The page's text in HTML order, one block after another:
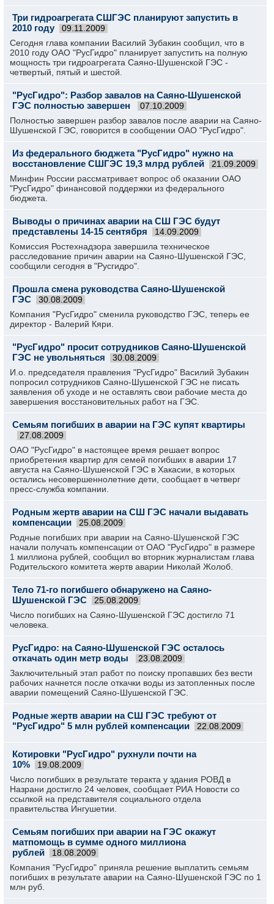
Три гидроагрегата СШГЭС планируют запустить в
2010 году
09.11.2009
Сегодня глава компании Василий Зубакин сообщил, что в
2010 году ОАО "РусГидро" планирует запустить на полную
мощность три гидроагрегата Саяно-Шушенской ГЭС -
четвертый, пятый и шестой.
"РусГидро": Разбор завалов на Саяно-Шушенской
ГЭС полностью завершен
07.10.2009
Полностью завершен разбор завалов после аварии на Саяно-
Шушенской ГЭС, говорится в сообщении ОАО "РусГидро".
Из федерального бюджета "РусГидро" нужно на
восстановление СШГЭС 19,3 млрд рублей
21.09.2009
Минфин России рассматривает вопрос об оказании ОАО
"РусГидро" финансовой поддержки из федерального
бюджета.
Выводы о причинах аварии на СШ ГЭС будут
представлены 14-15 сентября
14.09.2009
Комиссия Ростехнадзора завершила техническое
расследование причин аварии на Саяно-Шушенской ГЭС,
сообщили сегодня в "Русгидро".
Прошла смена руководства Саяно-Шушенской
ГЭС
30.08.2009
Компания "РусГидро" сменила руководство ГЭС, теперь ее
директор - Валерий Кяри.
"РусГидро" просит сотрудников Саяно-Шушенской
ГЭС не увольняться
30.08.2009
И.о. председателя правления "РусГидро" Василий Зубакин
попросил сотрудников Саяно-Шушенской ГЭС не писать
заявления об уходе и не оставлять свои рабочие места до
завершения восстановительных работ на ГЭС.
Семьям погибших в аварии на ГЭС купят квартиры
27.08.2009
ОАО "РусГидро" в настоящее время решает вопрос
приобретения квартир для семей погибших в аварии 17
августа на Саяно-Шушенской ГЭС в Хакасии, в которых
остались несовершеннолетние дети, сообщает в четверг
пресс-служба компании.
Родным жертв аварии на СШ ГЭС начали выдавать
компенсации
25.08.2009
Родные погибших при аварии на Саяно-Шушенской ГЭС
начали получать компенсации от ОАО "РусГидро" в размере
1 миллиона рублей, сообщил во вторник журналистам глава
Родительского комитета жертв аварии Николай Жолоб.
Тело 71-го погибшего обнаружено на Саяно-
Шушенской ГЭС
25.08.2009
Число погибших на Саяно-Шушенской ГЭС достигло 71
человека.
РусГидро: на Саяно-Шушенской ГЭС осталось
откачать один метр воды
23.08.2009
Заключительный этап работ по поиску пропавших без вести
рабочих начнется после откачки воды из затопленных после
аварии помещений Саяно-Шушенской ГЭС.
Родные жертв аварии на СШ ГЭС требуют от
"РусГидро" 5 млн рублей компенсации
22.08.2009
Котировки "РусГидро" рухнули почти на
10%
19.08.2009
Число погибших в результате теракта у здания РОВД в
Назрани достигло 24 человек, сообщает РИА Новости со
ссылкой на представителя социального отдела
правительства Ингушетии.
Семьям погибших при аварии на ГЭС окажут
матпомощь в сумме одного миллиона
рублей
18.08.2009
Компания "РусГидро" приняла решение выплатить семьям
погибших в результате аварии на Саяно-Шушенской ГЭС по 1
млн руб.